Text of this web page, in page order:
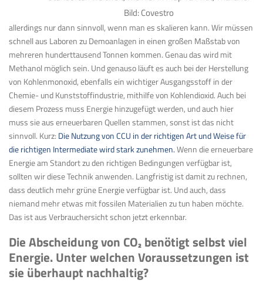
Bild: Covestro
allerdings nur dann sinnvoll, wenn man es skalieren kann. Wir müssen
schnell aus Laboren zu Demo­anlagen in einen großen Maßstab von
mehreren hundert­tausend Tonnen kommen. Genau das wird mit
Methanol möglich sein. Und genauso läuft es auch bei der Herstellung
von Kohlen­monoxid, ebenfalls ein wichtiger Ausgangs­stoff in der
Chemie- und Kunststoff­industrie, mithilfe von Kohlen­dioxid. Auch bei
diesem Prozess muss Energie hinzugefügt werden, und auch hier
muss sie aus erneuerbaren Quellen stammen, sonst ist das nicht
sinnvoll. Kurz: Die Nutzung von CCU in der richtigen Art und Weise für
die richtigen Intermediate wird stark zunehmen.Wenn die erneuerbare
Energie am Standort zu den richtigen Bedingungen verfügbar ist,
sollten wir diese Technik anwenden. Langfristig ist damit zu rechnen,
dass deutlich mehr grüne Energie verfügbar ist. Und auch, dass
niemand mehr etwas mit fossilen Materialien zu tun haben möchte.
Das ist aus Verbrauchersicht schon jetzt erkennbar.
Die Abscheidung von CO₂benötigt selbst viel
Energie. Unter welchen Voraussetzungen ist
sie überhaupt nachhaltig?